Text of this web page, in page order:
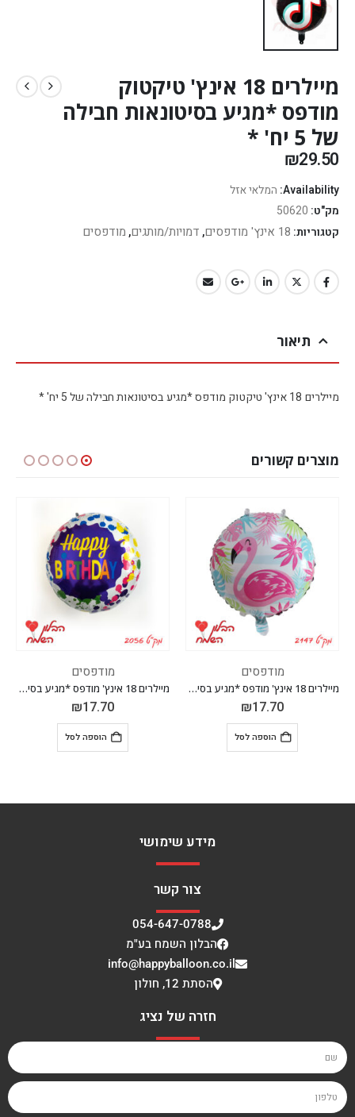
מיילרים 18 אינץ' טיקטוק
מודפס *מגיע בסיטונאות חבילה
של 5 יח' *
₪29.50
Availability: המלאי אזל
מק"ט: 50620
קטגוריות: 18 אינץ' מודפסים , דמויות/מותגים, מודפסים
תיאור
מיילרים 18 אינץ' טיקטוק מודפס *מגיע בסיטונאות חבילה של 5 יח' *
מוצרים קשורים
מודפסים
מיילרים 18 אינץ' מודפס *מגיע בסיטונאות חבילה של 5 יח' *
₪17.70
הוספה לסל
פרחים לאוויר/להליום
מיילרים 18 אינץ' מודפס *לאוויר בלבד* *מגיע בסיטונאות חבילה של 50 יח'* מצבע
₪147.50
הוספה לסל
מידע שימושי
צור קשר
054-647-0788
הבלון השמח בע"מ
info@happyballoon.co.il
הסתת 12, חולון
חזרה של נציג